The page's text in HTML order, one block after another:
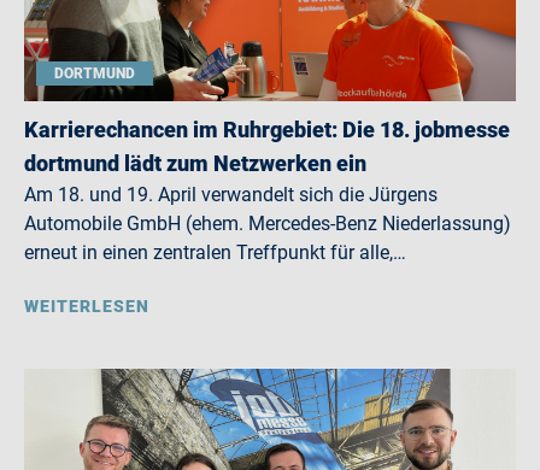
DORTMUND
Karrierechancen im Ruhrgebiet: Die 18. jobmesse
dortmund lädt zum Netzwerken ein
Am 18. und 19. April verwandelt sich die Jürgens
Automobile GmbH (ehem. Mercedes-Benz Niederlassung)
erneut in einen zentralen Treffpunkt für alle,…
WEITERLESEN